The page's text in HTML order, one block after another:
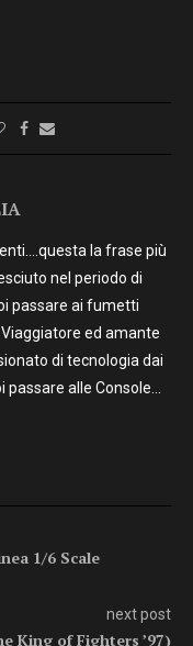
la frase più
nel periodo di
passare ai fumetti
ed amante
di tecnologia dai
alle Console…
1/6 Scale
next post
King of Fighters ’97)